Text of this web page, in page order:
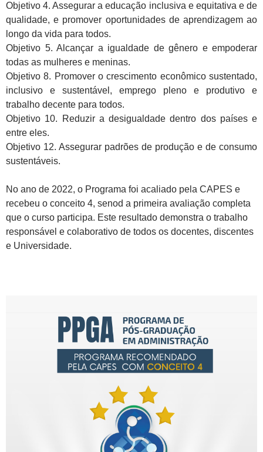
Objetivo 4. Assegurar a educação inclusiva e equitativa e de
qualidade, e promover oportunidades de aprendizagem ao
longo da vida para todos.
Objetivo 5. Alcançar a igualdade de gênero e empoderar
todas as mulheres e meninas.
Objetivo 8. Promover o crescimento econômico sustentado,
inclusivo e sustentável, emprego pleno e produtivo e
trabalho decente para todos.
Objetivo 10. Reduzir a desigualdade dentro dos países e
entre eles.
Objetivo 12. Assegurar padrões de produção e de consumo
sustentáveis.
No ano de 2022, o Programa foi acaliado pela CAPES e
recebeu o conceito 4, senod a primeira avaliação completa
que o curso participa. Este resultado demonstra o trabalho
responsável e colaborativo de todos os docentes, discentes
e Universidade.